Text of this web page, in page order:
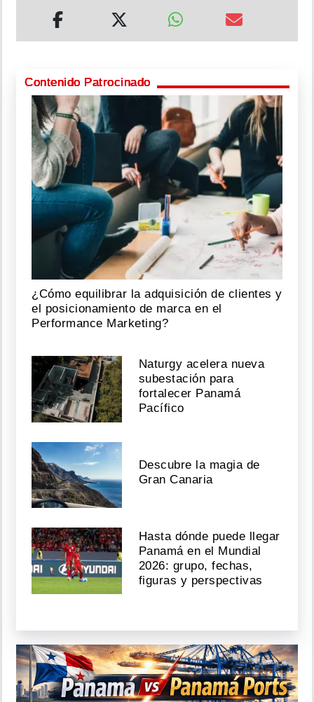
Contenido Patrocinado
¿Cómo equilibrar la adquisición de clientes y
el posicionamiento de marca en el
Performance Marketing?
Naturgy acelera nueva
subestación para
fortalecer Panamá
Pacífico
Descubre la magia de
Gran Canaria
Hasta dónde puede llegar
Panamá en el Mundial
2026: grupo, fechas,
figuras y perspectivas